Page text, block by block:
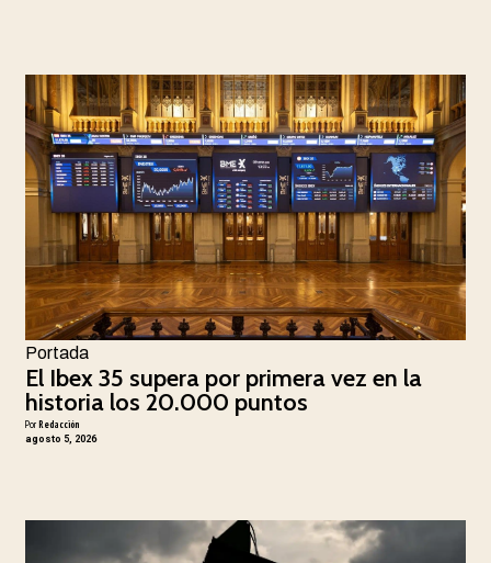
Portada
El Ibex 35 supera por primera vez en la
historia los 20.000 puntos
PorRedacción
agosto 5, 2026